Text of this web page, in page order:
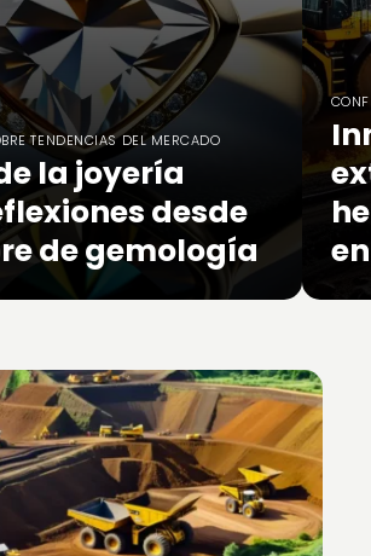
TENDENCIAS DEL MERCADO
la joyería
desde
de gemología